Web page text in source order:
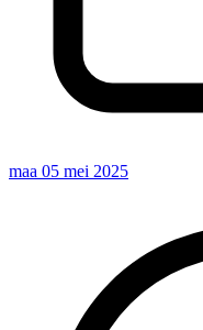
maa 05 mei 2025